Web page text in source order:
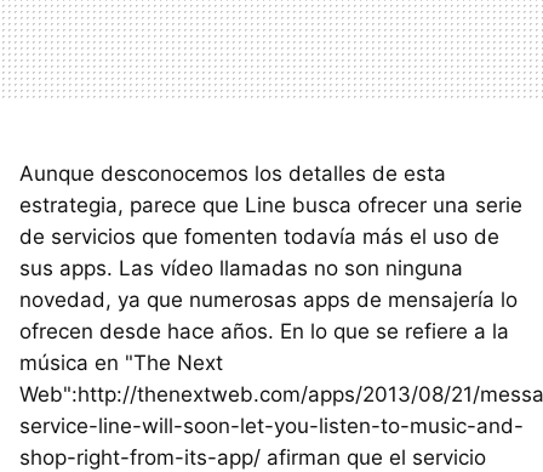
Aunque desconocemos los detalles de esta
estrategia, parece que Line busca ofrecer una serie
de servicios que fomenten todavía más el uso de
sus apps. Las vídeo llamadas no son ninguna
novedad, ya que numerosas apps de mensajería lo
ofrecen desde hace años. En lo que se refiere a la
música en "The Next
Web":http://thenextweb.com/apps/2013/08/21/
service-line-will-soon-let-you-listen-to-music-and-
shop-right-from-its-app/ afirman que el servicio